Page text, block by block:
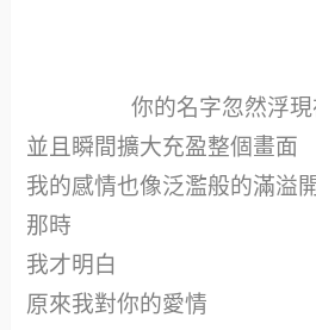
你的名字忽然浮
並且瞬間擴大充盈整個畫面
我的感情也像泛濫般的滿溢
那時
我才明白
原來我對你的愛情